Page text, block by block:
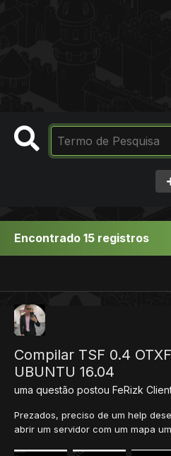
Encontrado 15 registros
Compilar TSF 0.4
UBUNTU 16.04
uma questão postou FeRizk
Prezados, preciso de um help
abrir um servidor com um mapa